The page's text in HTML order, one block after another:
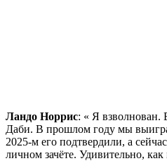
Ландо Норрис: « Я взволнован.
Даби. В прошлом году мы
2025-м его подтвердили, а
личном зачёте. Удивительно,